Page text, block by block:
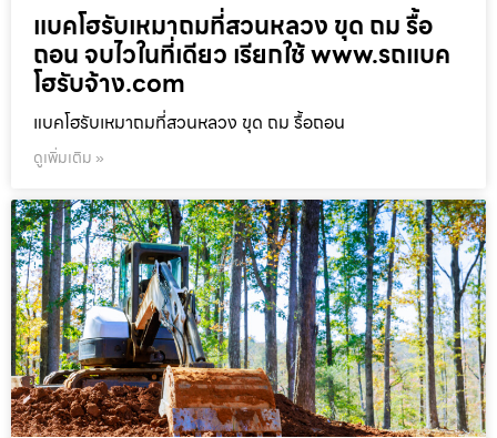
แบคโฮรับเหมาถมที่สวนหลวง ขุด ถม รื้อ
ถอน จบไวในที่เดียว เรียกใช้ www.รถแบค
โฮรับจ้าง.com
แบคโฮรับเหมาถมที่สวนหลวง ขุด ถม รื้อถอน
ดูเพิ่มเติม »